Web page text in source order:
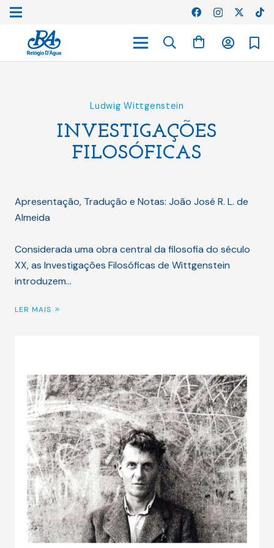
Ludwig Wittgenstein
INVESTIGAÇÕES
FILOSÓFICAS
Apresentação, Tradução e Notas: João José R. L. de
Almeida
Considerada uma obra central da filosofia do século
XX, as Investigações Filosóficas de Wittgenstein
introduzem…
LER MAIS